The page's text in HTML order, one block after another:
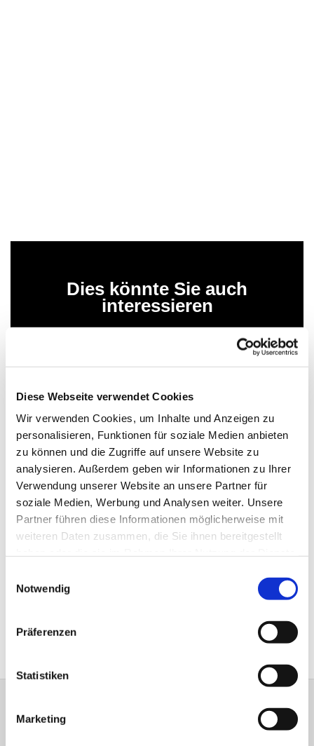
Diese Webseite verwendet Cookies
Wir verwenden Cookies, um Inhalte und Anzeigen zu
personalisieren, Funktionen für soziale Medien anbieten
zu können und die Zugriffe auf unsere Website zu
analysieren. Außerdem geben wir Informationen zu Ihrer
Verwendung unserer Website an unsere Partner für
soziale Medien, Werbung und Analysen weiter. Unsere
Partner führen diese Informationen möglicherweise mit
weiteren Daten zusammen, die Sie ihnen bereitgestellt
Notwendig
Präferenzen
Statistiken
Marketing
Dies könnte Sie auch
interessieren